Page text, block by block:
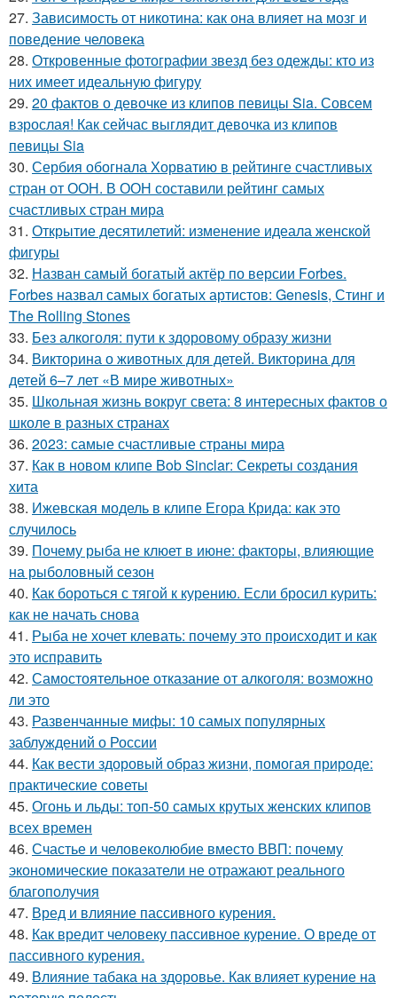
27. Зависимость от никотина: как она влияет на мозг и
поведение человека
28. Откровенные фотографии звезд без одежды: кто из
них имеет идеальную фигуру
29. 20 фактов о девочке из клипов певицы Sia. Совсем
взрослая! Как сейчас выглядит девочка из клипов
певицы Sia
30. Сербия обогнала Хорватию в рейтинге счастливых
стран от ООН. В ООН составили рейтинг самых
счастливых стран мира
31. Открытие десятилетий: изменение идеала женской
фигуры
32. Назван самый богатый актёр по версии Forbes.
Forbes назвал самых богатых артистов: Genesis, Стинг и
The Rolling Stones
33. Без алкоголя: пути к здоровому образу жизни
34. Викторина о животных для детей. Викторина для
детей 6–7 лет «В мире животных»
35. Школьная жизнь вокруг света: 8 интересных фактов о
школе в разных странах
36. 2023: самые счастливые страны мира
37. Как в новом клипе Bob Sinclar: Секреты создания
хита
38. Ижевская модель в клипе Егора Крида: как это
случилось
39. Почему рыба не клюет в июне: факторы, влияющие
на рыболовный сезон
40. Как бороться с тягой к курению. Если бросил курить:
как не начать снова
41. Рыба не хочет клевать: почему это происходит и как
это исправить
42. Самостоятельное отказание от алкоголя: возможно
ли это
43. Развенчанные мифы: 10 самых популярных
заблуждений о России
44. Как вести здоровый образ жизни, помогая природе:
практические советы
45. Огонь и льды: топ-50 самых крутых женских клипов
всех времен
46. Счастье и человеколюбие вместо ВВП: почему
экономические показатели не отражают реального
благополучия
47. Вред и влияние пассивного курения.
48. Как вредит человеку пассивное курение. О вреде от
пассивного курения.
49. Влияние табака на здоровье. Как влияет курение на